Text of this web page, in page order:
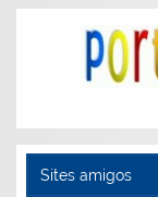
Sites amigos